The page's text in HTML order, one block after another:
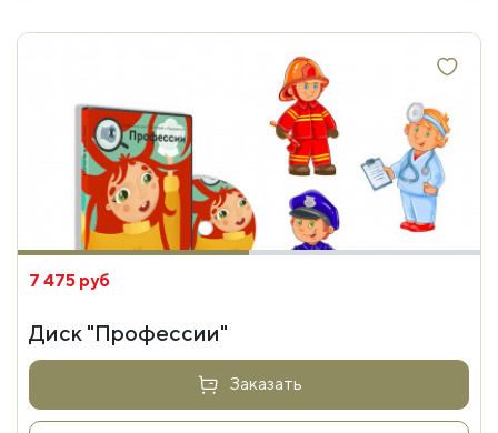
7 475 руб
Диск "Профессии"
Заказать